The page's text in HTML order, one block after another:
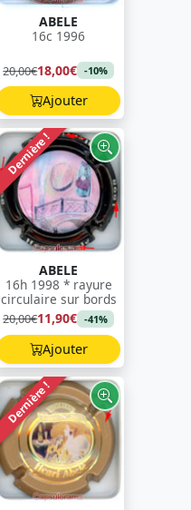
ABELE
16c 1996
20,00€18,00€ -10%
Ajouter
Dernière !
ABELE
16h 1998 * rayure
circulaire sur bords
20,00€11,90€ -41%
Ajouter
Dernière !